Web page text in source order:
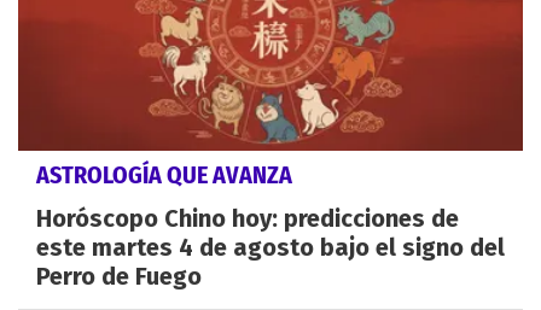
ASTROLOGÍA QUE AVANZA
Horóscopo Chino hoy: predicciones de
este martes 4 de agosto bajo el signo del
Perro de Fuego